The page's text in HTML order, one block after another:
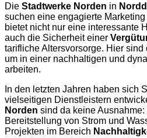
Die Stadtwerke Norden in
suchen eine engagierte
bietet nicht nur eine interessante
auch die Sicherheit einer
tarifliche Altersvorsorge. Hier
um in einer nachhaltigen und
arbeiten.
In den letzten Jahren haben sich
vielseitigen Dienstleistern
Norden sind da keine
Bereitstellung von Strom und
Projekten im Bereich